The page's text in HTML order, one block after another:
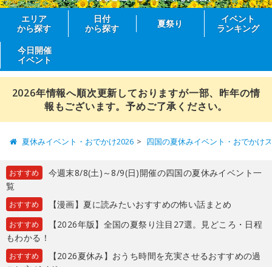
エリア
から探す
日付
から探す
夏祭り
イベント
ランキング
今日開催
イベント
2026年情報へ順次更新しておりますが一部、昨年の情
報もございます。予めご了承ください。
夏休みイベント・おでかけ2026 四国の夏休みイベント・おでかけ
おすすめ
今週末8/8(土)～8/9(日)開催の四国の夏休みイベント一
覧
おすすめ 【漫画】夏に読みたいおすすめの怖い話まとめ
おすすめ
【2026年版】全国の夏祭り注目27選。見どころ・日程
もわかる！
おすすめ
【2026夏休み】おうち時間を充実させるおすすめの過